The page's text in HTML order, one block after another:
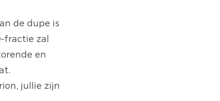
de dupe is
fractie zal
en
jullie zijn